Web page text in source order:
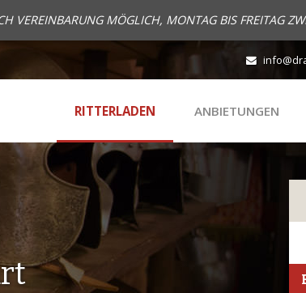
VEREINBARUNG MÖGLICH, MONTAG BIS FREITAG
RITTERLADEN ANBIETUNGEN